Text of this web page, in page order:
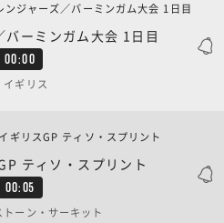
00:00
バーミンガム大会 1日目
ーズ／バーミンガム大会 1日目
イギリス
00:05
ティソ・スプリント
スGP ティソ・スプリント
トーン・サーキット